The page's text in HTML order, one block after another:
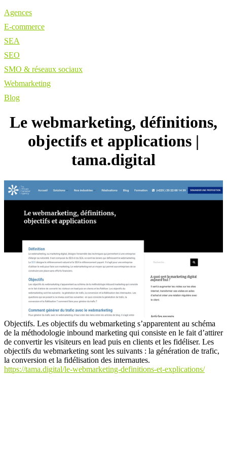
Agences
E-commerce
SEA
SEO
SMO & réseaux sociaux
Webmarketing
Blog
Le webmarketing, définitions,
objectifs et applications |
tama.digital
Objectifs. Les objectifs du webmarketing s’apparentent au schéma
de la méthodologie inbound marketing qui consiste en le fait d’attirer
de convertir les visiteurs en lead puis en clients et les fidéliser. Les
objectifs du webmarketing sont les suivants : la génération de trafic,
la conversion et la fidélisation des internautes.
https://tama.digital/le-webmarketing-definitions-et-explications/